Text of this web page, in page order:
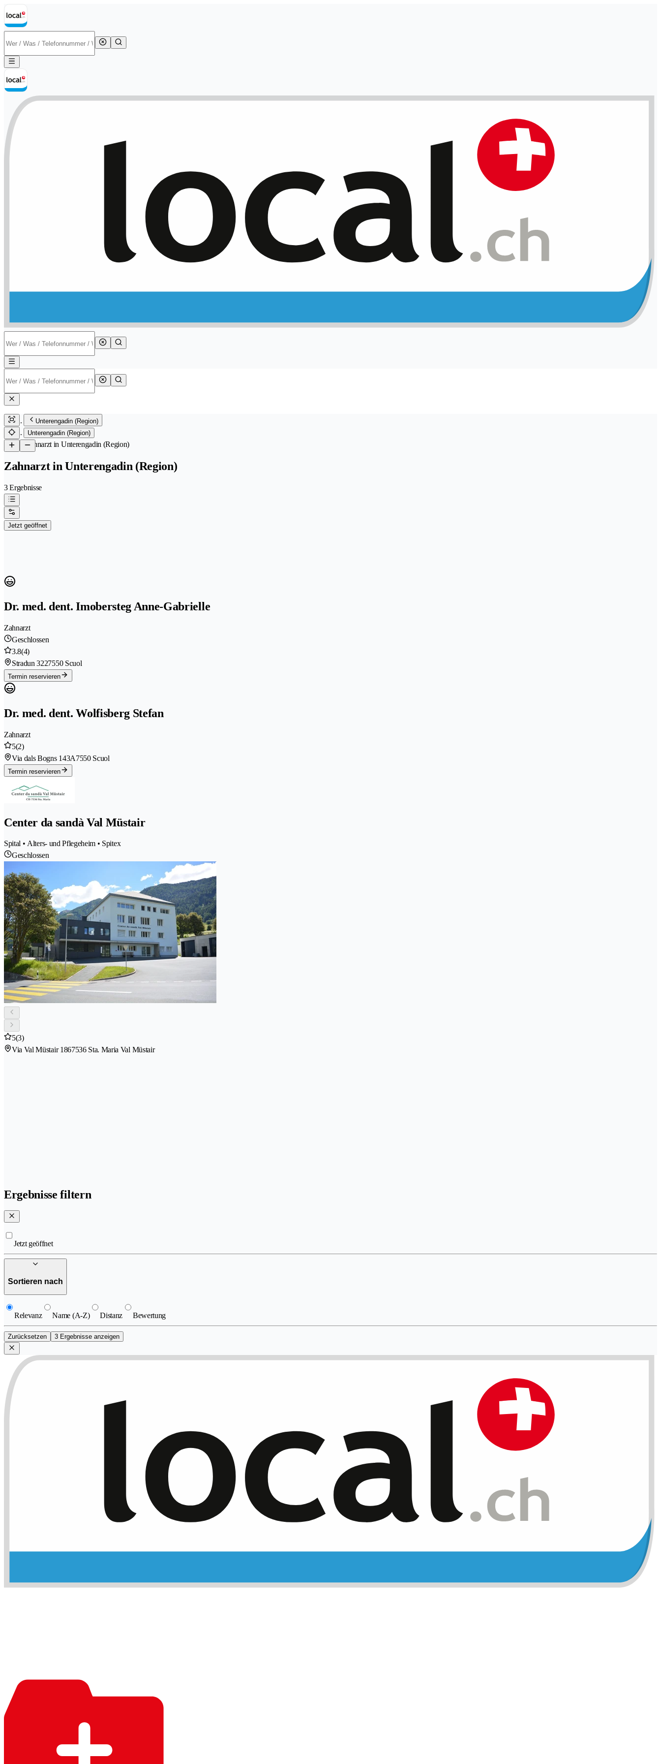
Unterengadin (Region)
Unterengadin (Region)
/Zahnarzt in Unterengadin (Region)
Zahnarzt in Unterengadin (Region)
3 Ergebnisse
Jetzt geöffnet
Dr. med. dent. Imobersteg Anne-Gabrielle
Zahnarzt
Geschlossen
3.8(4)
Stradun 3227550 Scuol
Termin reservieren
Dr. med. dent. Wolfisberg Stefan
Zahnarzt
5(2)
Via dals Bogns 143A7550 Scuol
Termin reservieren
Center da sandà Val Müstair
Spital • Alters- und Pflegeheim • Spitex
Geschlossen
5(3)
Via Val Müstair 1867536 Sta. Maria Val Müstair
Ergebnisse filtern
Jetzt geöffnet
Sortieren nach
Relevanz Name (A-Z) Distanz Bewertung
Zurücksetzen 3 Ergebnisse anzeigen